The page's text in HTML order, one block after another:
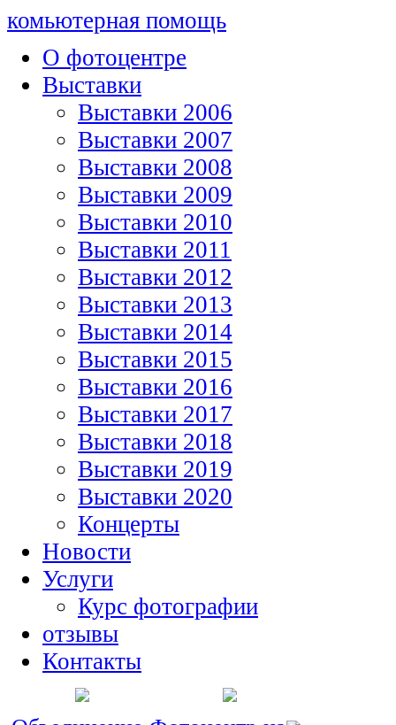
комьютерная помощь
О фотоцентре
Выставки
Выставки 2006
Выставки 2007
Выставки 2008
Выставки 2009
Выставки 2010
Выставки 2011
Выставки 2012
Выставки 2013
Выставки 2014
Выставки 2015
Выставки 2016
Выставки 2017
Выставки 2018
Выставки 2019
Выставки 2020
Концерты
Новости
Услуги
Курс фотографии
отзывы
Контакты